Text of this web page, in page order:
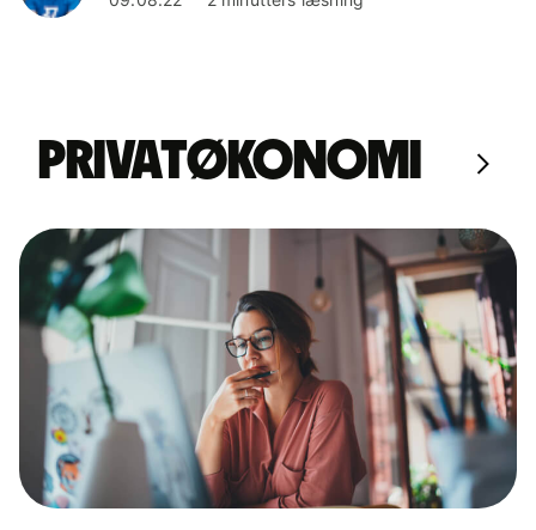
Privatøkonomi